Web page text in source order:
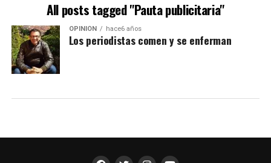
All posts tagged "Pauta publicitaria"
OPINIÓN hace6 años
Los periodistas comen y se enferman